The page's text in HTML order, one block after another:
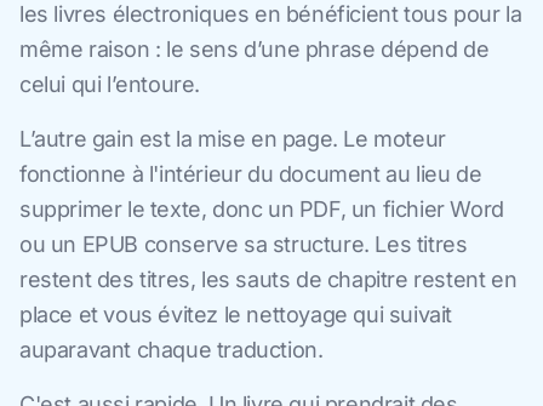
les livres électroniques en bénéficient tous pour la
même raison : le sens d’une phrase dépend de
celui qui l’entoure.
L’autre gain est la mise en page. Le moteur
fonctionne à l'intérieur du document au lieu de
supprimer le texte, donc un PDF, un fichier Word
ou un EPUB conserve sa structure. Les titres
restent des titres, les sauts de chapitre restent en
place et vous évitez le nettoyage qui suivait
auparavant chaque traduction.